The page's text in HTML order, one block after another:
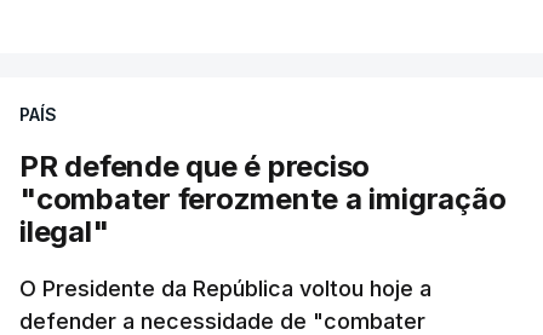
PAÍS
PR defende que é preciso
"combater ferozmente a imigração
ilegal"
O Presidente da República voltou hoje a
defender a necessidade de "combater